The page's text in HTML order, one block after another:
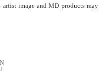
image and MD products may